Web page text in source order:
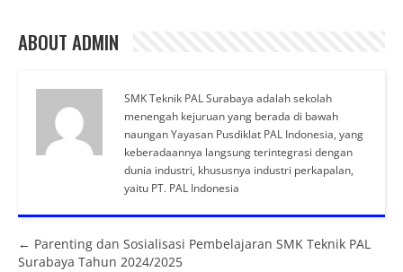
ABOUT ADMIN
SMK Teknik PAL Surabaya adalah sekolah
menengah kejuruan yang berada di bawah
naungan Yayasan Pusdiklat PAL Indonesia, yang
keberadaannya langsung terintegrasi dengan
dunia industri, khususnya industri perkapalan,
yaitu PT. PAL Indonesia
Posts navigation
← Parenting dan Sosialisasi Pembelajaran SMK Teknik PAL
Surabaya Tahun 2024/2025